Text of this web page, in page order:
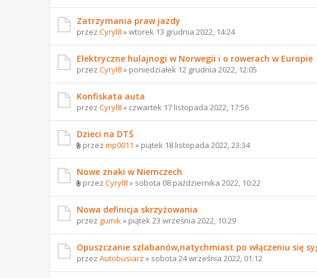
Zatrzymania praw jazdy
przez Cyryl8» wtorek 13 grudnia 2022, 14:24
Elektryczne hulajnogi w Norwegii i o rowerach w Europie
przez Cyryl8» poniedziałek 12 grudnia 2022, 12:05
Konfiskata auta
przez Cyryl8» czwartek 17 listopada 2022, 17:56
Dzieci na DTŚ
przez mp0011 » piątek 18 listopada 2022, 23:34
Nowe znaki w Niemczech
przez Cyryl8» sobota 08 października 2022, 10:22
Nowa definicja skrzyżowania
przez gumik » piątek 23 września 2022, 10:29
Opuszczanie szlabanów,natychmiast po włączeniu się
przez Autobusiarz » sobota 24 września 2022, 01:12